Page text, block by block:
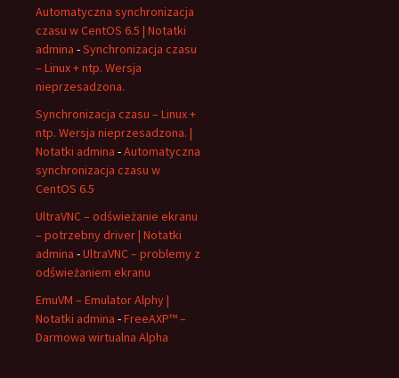
Automatyczna synchronizacja
czasu w CentOS 6.5 | Notatki
admina -Synchronizacja czasu
– Linux + ntp. Wersja
nieprzesadzona.
Synchronizacja czasu – Linux +
ntp. Wersja nieprzesadzona. |
Notatki admina -Automatyczna
synchronizacja czasu w
CentOS 6.5
UltraVNC – odświeżanie ekranu
– potrzebny driver | Notatki
admina -UltraVNC – problemy z
odświeżaniem ekranu
EmuVM – Emulator Alphy |
Notatki admina -FreeAXP™ –
Darmowa wirtualna Alpha